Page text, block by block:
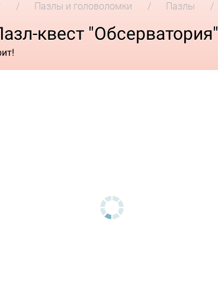
Пазлы и головоломки Пазлы
квест "Обсерватория"